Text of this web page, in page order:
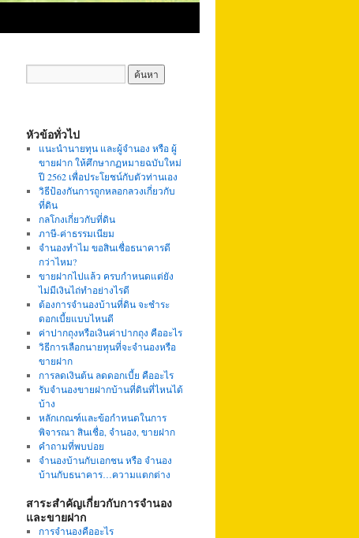
หัวข้อทั่วไป
แนะนำนายทุน และผู้จำนอง หรือ ผู้
ขายฝาก ให้ศึกษากฏหมายฉบับใหม่
ปี 2562 เพื่อประโยชน์กับตัวท่านเอง
วิธีป้องกันการถูกหลอกลวงเกี่ยวกับ
ที่ดิน
กลโกงเกี่ยวกับที่ดิน
ภาษี-ค่าธรรมเนียม
จำนองทำไม ขอสินเชื่อธนาคารดี
กว่าไหม?
ขายฝากไปแล้ว ครบกำหนดแต่ยัง
ไม่มีเงินไถ่ทำอย่างไรดี
ต้องการจำนองบ้านที่ดิน จะชำระ
ดอกเบี้ยแบบไหนดี
ค่าปากถุงหรือเงินค่าปากถุง คืออะไร
วิธีการเลือกนายทุนที่จะจำนองหรือ
ขายฝาก
การลดเงินต้น ลดดอกเบี้ย คืออะไร
รับจำนองขายฝากบ้านที่ดินที่ไหนได้
บ้าง
หลักเกณฑ์และข้อกำหนดในการ
พิจารณา สินเชื่อ, จำนอง, ขายฝาก
คำถามที่พบบ่อย
จำนองบ้านกับเอกชน หรือ จำนอง
บ้านกับธนาคาร…ความแตกต่าง
สาระสำคัญเกี่ยวกับการจำนอง
และขายฝาก
การจำนองคืออะไร